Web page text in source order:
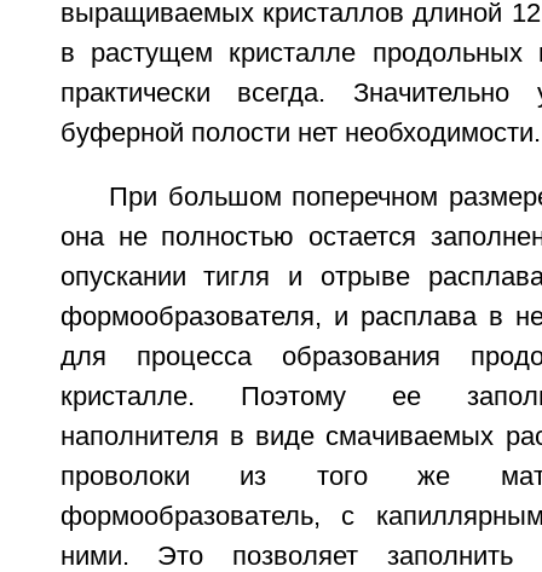
выращиваемых кристаллов длиной
в растущем кристалле продольных
практически всегда. Значительно
буферной полости нет необходимости.
При большом поперечном
она не полностью остается
опускании тигля и отрыве
формообразователя, и расплава в
для процесса образования
кристалле. Поэтому ее
наполнителя в виде смачиваемых
проволоки из того же
формообразователь, с
ними. Это позволяет заполнить